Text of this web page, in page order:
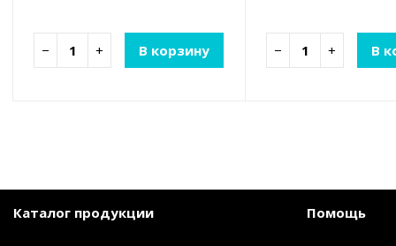
− + В корзину − + В
Каталог продукции Помощь